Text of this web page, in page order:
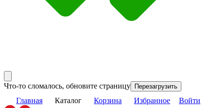
Что-то сломалось, обновите страницу Перезагрузить
Главная Каталог Корзина Избранное Войти